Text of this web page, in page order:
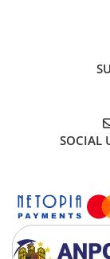
SOCIAL